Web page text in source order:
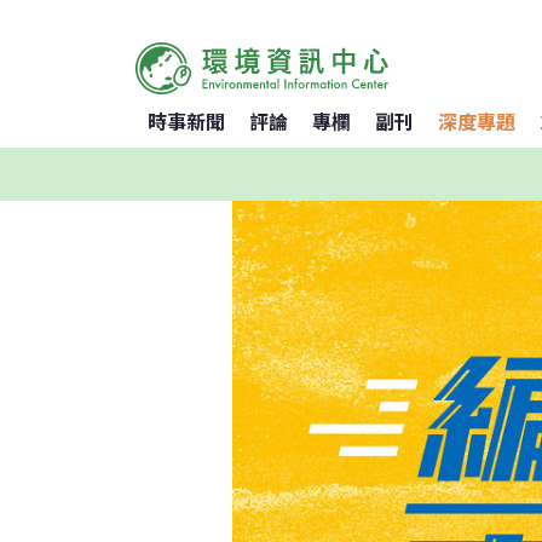
時事新聞 評論 專欄 副刊 深度專題